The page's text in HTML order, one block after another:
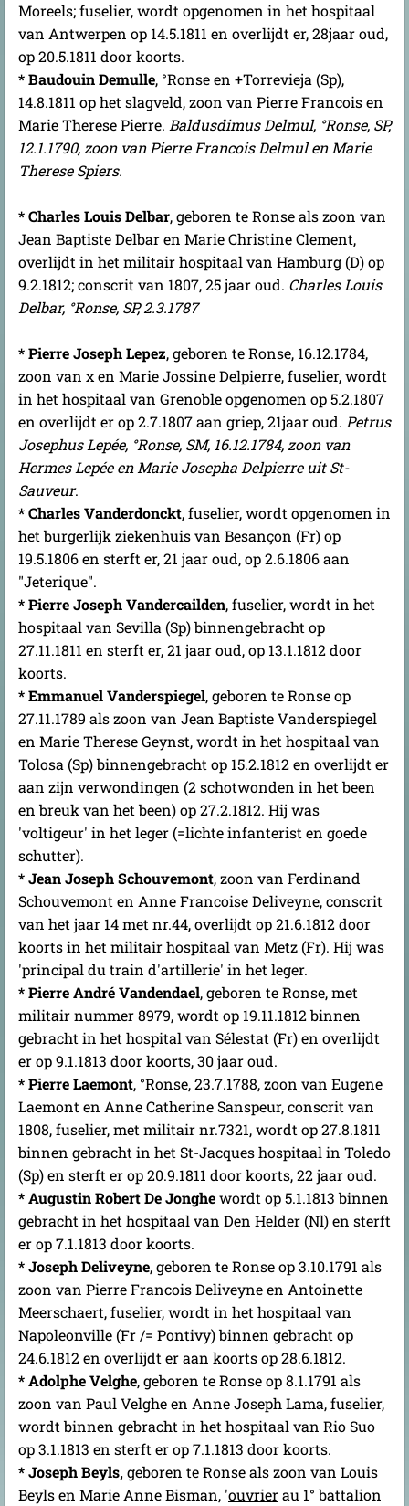
Moreels; fuselier, wordt opgenomen in het hospitaal
van Antwerpen op 14.5.1811 en overlijdt er, 28jaar oud,
op 20.5.1811 door koorts.
* Baudouin Demulle, °Ronse en +Torrevieja (Sp),
14.8.1811 op het slagveld, zoon van Pierre Francois en
Marie Therese Pierre. Baldusdimus Delmul, °Ronse, SP,
12.1.1790, zoon van Pierre Francois Delmul en Marie
Therese Spiers.
*Charles Louis Delbar, geboren te Ronse als zoon van
Jean Baptiste Delbar en Marie Christine Clement,
overlijdt in het militair hospitaal van Hamburg (D) op
9.2.1812; conscrit van 1807, 25 jaar oud. Charles Louis
Delbar, °Ronse, SP, 2.3.1787
* Pierre Joseph Lepez, geboren te Ronse, 16.12.1784,
zoon van x en Marie Jossine Delpierre, fuselier, wordt
in het hospitaal van Grenoble opgenomen op 5.2.1807
en overlijdt er op 2.7.1807 aan griep, 21jaar oud. Petrus
Josephus Lepée, °Ronse, SM, 16.12.1784, zoon van
Hermes Lepée en Marie Josepha Delpierre uit St-
Sauveur.
* Charles Vanderdonckt, fuselier, wordt opgenomen in
het burgerlijk ziekenhuis van Besançon (Fr) op
19.5.1806 en sterft er, 21 jaar oud, op 2.6.1806 aan
"Jeterique".
* Pierre Joseph Vandercailden, fuselier, wordt in het
hospitaal van Sevilla (Sp) binnengebracht op
27.11.1811 en sterft er, 21 jaar oud, op 13.1.1812 door
koorts.
* Emmanuel Vanderspiegel, geboren te Ronse op
27.11.1789 als zoon van Jean Baptiste Vanderspiegel
en Marie Therese Geynst, wordt in het hospitaal van
Tolosa (Sp) binnengebracht op 15.2.1812 en overlijdt er
aan zijn verwondingen (2 schotwonden in het been
en breuk van het been) op 27.2.1812. Hij was
'voltigeur' in het leger (=lichte infanterist en goede
schutter).
* Jean Joseph Schouvemont, zoon van Ferdinand
Schouvemont en Anne Francoise Deliveyne, conscrit
van het jaar 14 met nr.44, overlijdt op 21.6.1812 door
koorts in het militair hospitaal van Metz (Fr). Hij was
'principal du train d'artillerie' in het leger.
* Pierre André Vandendael, geboren te Ronse, met
militair nummer 8979, wordt op 19.11.1812 binnen
gebracht in het hospital van Sélestat (Fr) en overlijdt
er op 9.1.1813 door koorts, 30 jaar oud.
* Pierre Laemont, °Ronse, 23.7.1788, zoon van Eugene
Laemont en Anne Catherine Sanspeur, conscrit van
1808, fuselier, met militair nr.7321, wordt op 27.8.1811
binnen gebracht in het St-Jacques hospitaal in Toledo
(Sp) en sterft er op 20.9.1811 door koorts, 22 jaar oud.
* Augustin Robert De Jonghewordt op 5.1.1813 binnen
gebracht in het hospitaal van Den Helder (Nl) en sterft
er op 7.1.1813 door koorts.
* Joseph Deliveyne, geboren te Ronse op 3.10.1791 als
zoon van Pierre Francois Deliveyne en Antoinette
Meerschaert, fuselier, wordt in het hospitaal van
Napoleonville (Fr /= Pontivy) binnen gebracht op
24.6.1812 en overlijdt er aan koorts op 28.6.1812.
* Adolphe Velghe, geboren te Ronse op 8.1.1791 als
zoon van Paul Velghe en Anne Joseph Lama, fuselier,
wordt binnen gebracht in het hospitaal van Rio Suo
op 3.1.1813 en sterft er op 7.1.1813 door koorts.
* Joseph Beyls,geboren te Ronse als zoon van Louis
Beyls en Marie Anne Bisman, 'ouvrierau 1° battalion